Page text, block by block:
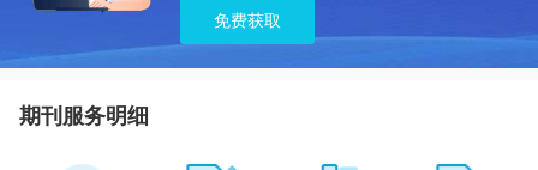
免费获取
期刊服务明细